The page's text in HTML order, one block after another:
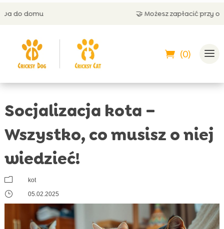
🤝 Możesz zapłacić przy odbiorze
(0)
Socjalizacja kota –
Wszystko, co musisz o niej
wiedzieć!
m kot
} 05.02.2025